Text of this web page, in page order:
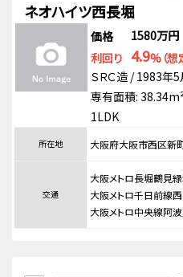
ネオハイツ西長堀
価格
1580万円
利回り 4.9%（想
ＳＲＣ造 / 1983年
専有面積:
1LDK
所在地 大阪府大阪市西区新
交通
大阪メトロ長堀鶴見
大阪メトロ千日前線
大阪メトロ中央線阿